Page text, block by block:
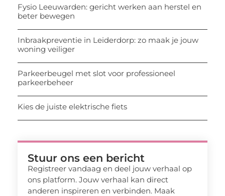
Fysio Leeuwarden: gericht werken aan herstel en
beter bewegen
Inbraakpreventie in Leiderdorp: zo maak je jouw
woning veiliger
Parkeerbeugel met slot voor professioneel
parkeerbeheer
Kies de juiste elektrische fiets
Stuur ons een bericht
Registreer vandaag en deel jouw verhaal op
ons platform. Jouw verhaal kan direct
anderen inspireren en verbinden. Maak